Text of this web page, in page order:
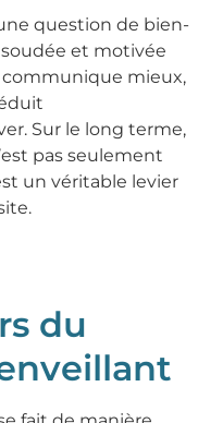
question de bien-
et motivée
communique mieux,
Sur le long terme,
pas seulement
un véritable levier
du